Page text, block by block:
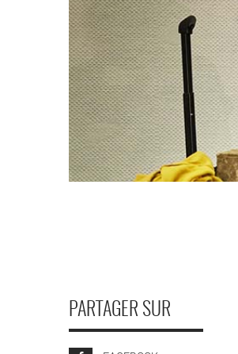
PARTAGER SUR